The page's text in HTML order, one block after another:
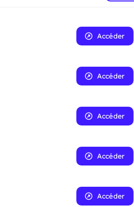
Accéder
Accéder
Accéder
Accéder
Accéder